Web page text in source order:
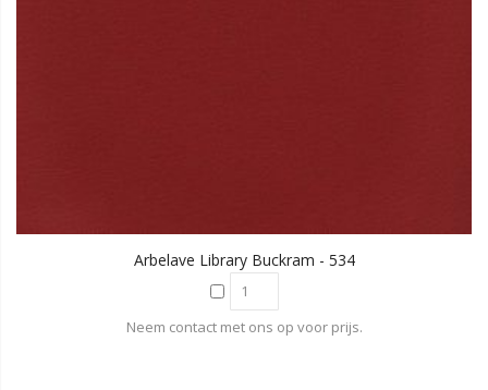
Arbelave Library Buckram - 534
Neem contact met ons op voor prijs.